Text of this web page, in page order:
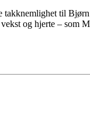
takknemlighet til Bjørn
og hjerte – som